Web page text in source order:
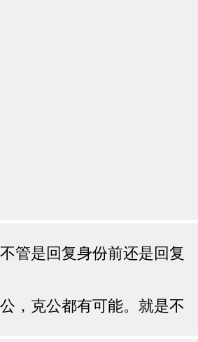
管是回复身份前还是回复
，克公都有可能。就是不